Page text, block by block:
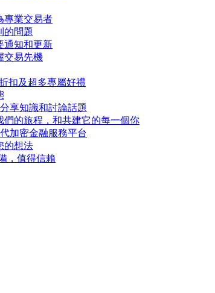
專業交易者
的問題
通知和更新
交易先機
扣及超多專屬好禮
享知識和討論話題
們的旅程，和共建它的每一個你
加密金融服務平台
的想法
，值得信賴